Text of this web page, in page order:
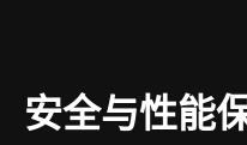
安全与性能